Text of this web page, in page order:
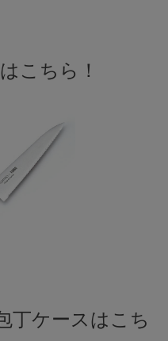
こちら！
丁ケースはこち